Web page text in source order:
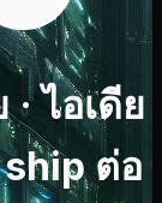
ไอเดีย
ต่อ